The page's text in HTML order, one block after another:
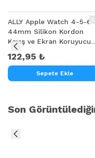
Mijobs Xiaomi Mi
ALLY Apple Watch 4-5-6
44mm Silikon Kordon
Kayış ve Ekran Koruyucu
Kılıf
122,95 ₺
Sepete Ekle
Son